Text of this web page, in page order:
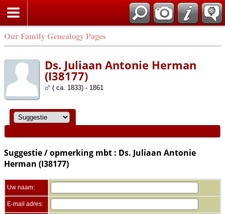
Our Family Genealogy Pages
Ds. Juliaan Antonie Herman
(I38177)
( ca. 1833) - 1861
Suggestie / opmerking mbt : Ds. Juliaan Antonie
Herman (I38177)
Uw naam:
E-mail adres: